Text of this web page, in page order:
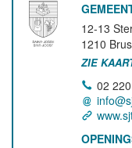
12-13
1210
ZIE
02